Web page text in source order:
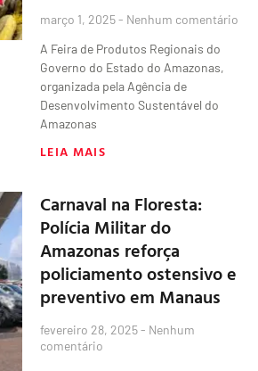
março 1, 2025 Nenhum comentário
A Feira de Produtos Regionais do
Governo do Estado do Amazonas,
organizada pela Agência de
Desenvolvimento Sustentável do
Amazonas
LEIA MAIS
Carnaval na Floresta:
Polícia Militar do
Amazonas reforça
policiamento ostensivo e
preventivo em Manaus
fevereiro 28, 2025 Nenhum
comentário